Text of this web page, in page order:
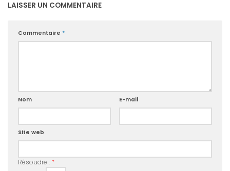
LAISSER UN COMMENTAIRE
Commentaire *
Nom E-mail
Site web
Résoudre : *